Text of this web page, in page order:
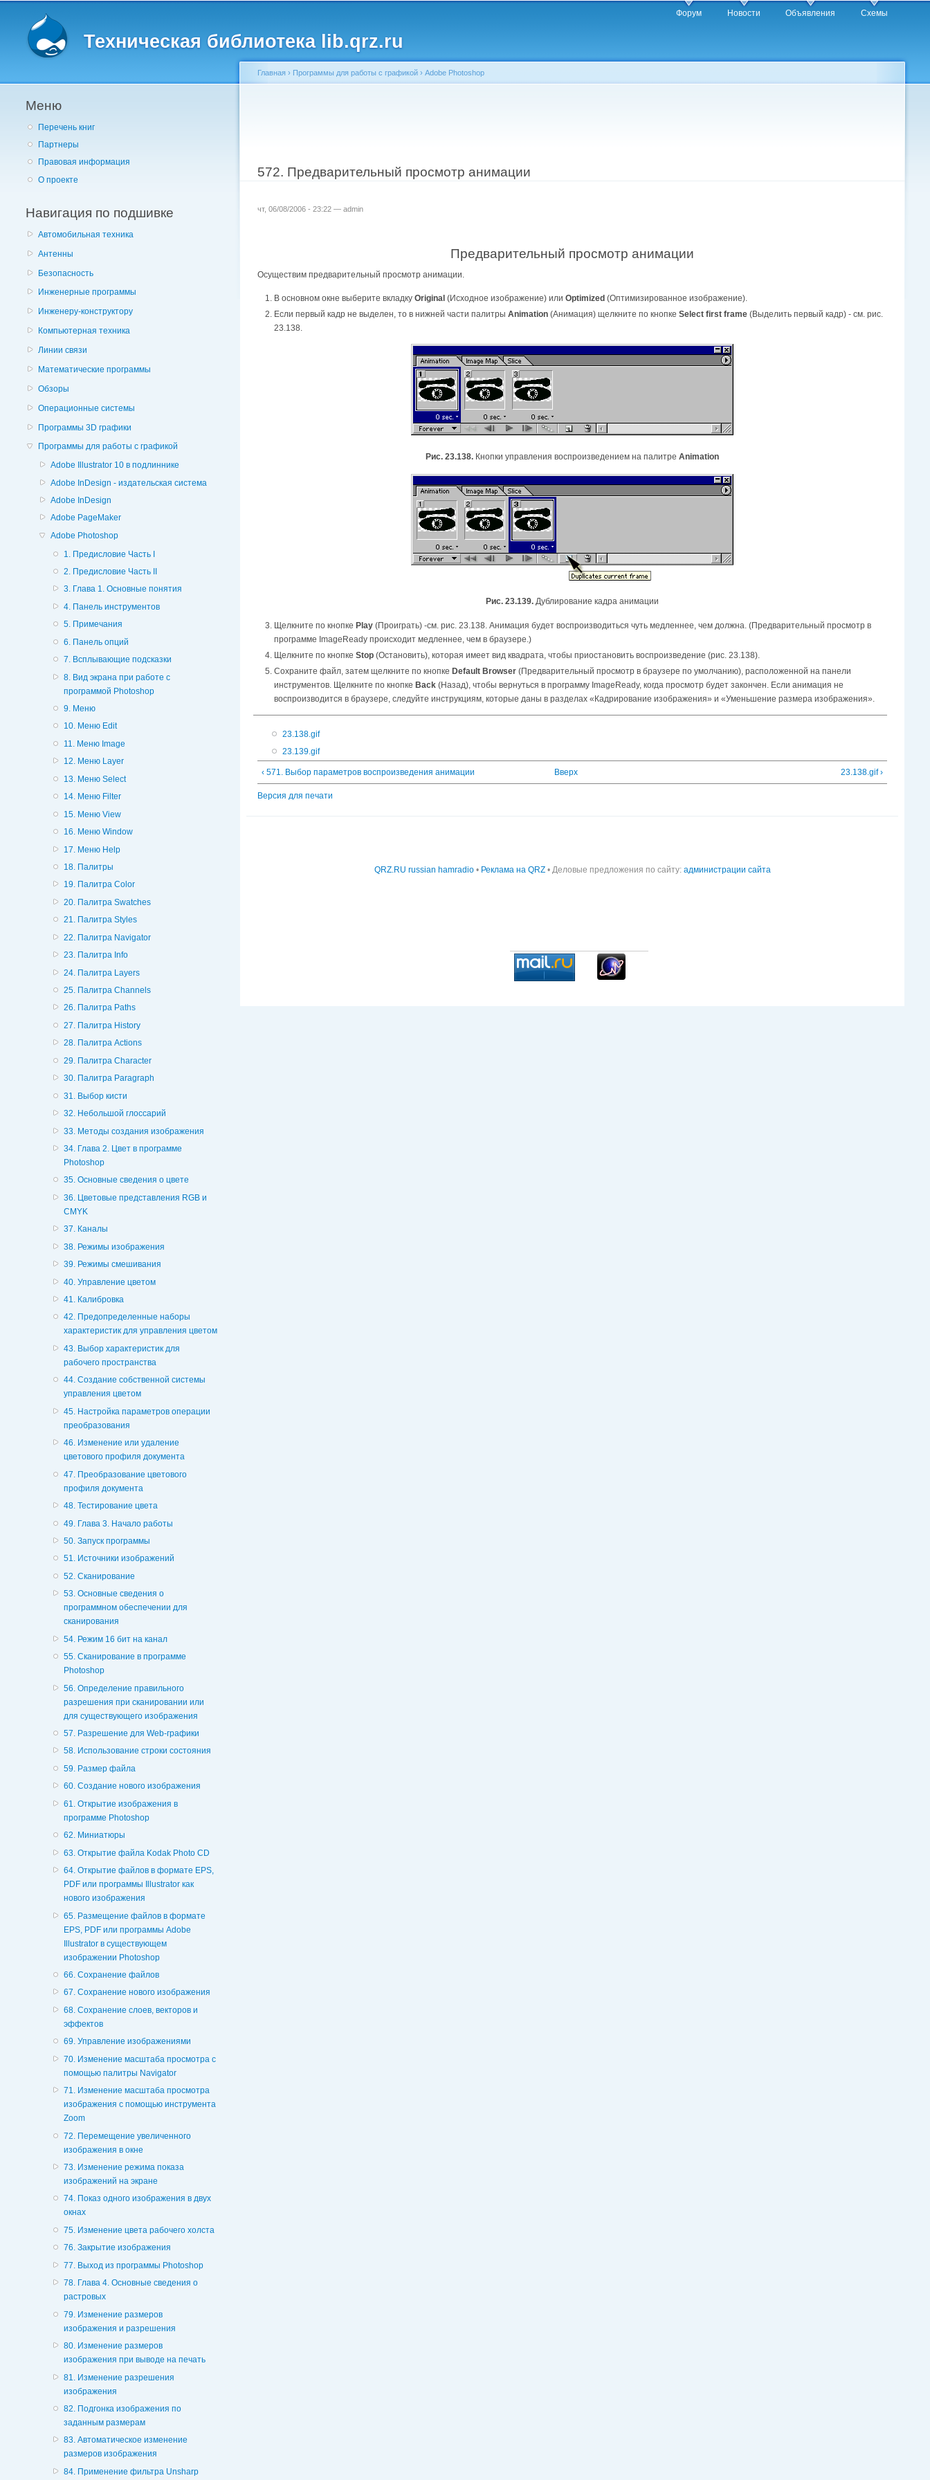
Техническая библиотека lib.qrz.ru
Форум Новости Объявления Схемы
Меню
Перечень книг
Партнеры
Правовая информация
О проекте
Навигация по подшивке
Автомобильная техника
Антенны
Безопасность
Инженерные программы
Инженеру-конструктору
Компьютерная техника
Линии связи
Математические программы
Обзоры
Операционные системы
Программы 3D графики
Программы для работы с графикой
Adobe Illustrator 10 в подлиннике
Adobe InDesign - издательская система
Adobe InDesign
Adobe PageMaker
Adobe Photoshop
1. Предисловие Часть I
2. Предисловие Часть II
3. Глава 1. Основные понятия
4. Панель инструментов
5. Примечания
6. Панель опций
7. Всплывающие подсказки
8. Вид экрана при работе с
программой Photoshop
9. Меню
10. Меню Edit
11. Меню Image
12. Меню Layer
13. Меню Select
14. Меню Filter
15. Меню View
16. Меню Window
17. Меню Help
18. Палитры
19. Палитра Color
20. Палитра Swatches
21. Палитра Styles
22. Палитра Navigator
23. Палитра Info
24. Палитра Layers
25. Палитра Channels
26. Палитра Paths
27. Палитра History
28. Палитра Actions
29. Палитра Character
30. Палитра Paragraph
31. Выбор кисти
32. Небольшой глоссарий
33. Методы создания изображения
34. Глава 2. Цвет в программе
Photoshop
35. Основные сведения о цвете
36. Цветовые представления RGB и
CMYK
37. Каналы
38. Режимы изображения
39. Режимы смешивания
40. Управление цветом
41. Калибровка
42. Предопределенные наборы
характеристик для управления цветом
43. Выбор характеристик для
рабочего пространства
44. Создание собственной системы
управления цветом
45. Настройка параметров операции
преобразования
46. Изменение или удаление
цветового профиля документа
47. Преобразование цветового
профиля документа
48. Тестирование цвета
49. Глава 3. Начало работы
50. Запуск программы
51. Источники изображений
52. Сканирование
53. Основные сведения о
программном обеспечении для
сканирования
54. Режим 16 бит на канал
55. Сканирование в программе
Photoshop
56. Определение правильного
разрешения при сканировании или
для существующего изображения
57. Разрешение для Web-графики
58. Использование строки состояния
59. Размер файла
60. Создание нового изображения
61. Открытие изображения в
программе Photoshop
62. Миниатюры
63. Открытие файла Kodak Photo CD
64. Открытие файлов в формате EPS,
PDF или программы Illustrator как
нового изображения
65. Размещение файлов в формате
EPS, PDF или программы Adobe
Illustrator в существующем
изображении Photoshop
66. Сохранение файлов
67. Сохранение нового изображения
68. Сохранение слоев, векторов и
эффектов
69. Управление изображениями
70. Изменение масштаба просмотра с
помощью палитры Navigator
71. Изменение масштаба просмотра
изображения с помощью инструмента
Zoom
72. Перемещение увеличенного
изображения в окне
73. Изменение режима показа
изображений на экране
74. Показ одного изображения в двух
окнах
75. Изменение цвета рабочего холста
76. Закрытие изображения
77. Выход из программы Photoshop
78. Глава 4. Основные сведения о
растровых
79. Изменение размеров
изображения и разрешения
80. Изменение размеров
изображения при выводе на печать
81. Изменение разрешения
изображения
82. Подгонка изображения по
заданным размерам
83. Автоматическое изменение
размеров изображения
84. Применение фильтра Unsharp
Главная › Программы для работы с графикой › Adobe Photoshop
572. Предварительный просмотр анимации
чт, 06/08/2006 - 23:22 — admin
Предварительный просмотр анимации
Осуществим предварительный просмотр анимации.
В основном окне выберите вкладкуOriginal(Исходное изображение) илиOptimized(Оптимизированное изображение).
Если первый кадр не выделен, то в нижней части палитрыAnimation(Анимация) щелкните по кнопкеSelect first frame(Выделить первый кадр) - см. рис.
23.138.
Рис. 23.138. Кнопки управления воспроизведением на палитре Animation
Рис. 23.139. Дублирование кадра анимации
Щелкните по кнопкеPlay(Проиграть) -см. рис. 23.138. Анимация будет воспроизводиться чуть медленнее, чем должна. (Предварительный просмотр в
программе ImageReady происходит медленнее, чем в браузере.)
Щелкните по кнопкеStop(Остановить), которая имеет вид квадрата, чтобы приостановить воспроизведение (рис. 23.138).
Сохраните файл, затем щелкните по кнопкеDefault Browser(Предварительный просмотр в браузере по умолчанию), расположенной на панели
инструментов. Щелкните по кнопкеBack(Назад), чтобы вернуться в программу ImageReady, когда просмотр будет закончен. Если анимация не
воспроизводится в браузере, следуйте инструкциям, которые даны в разделах «Кадрирование изображения» и «Уменьшение размера изображения».
23.138.gif
23.139.gif
‹ 571. Выбор параметров воспроизведения анимации Вверх 23.138.gif ›
Версия для печати
QRZ.RU russian hamradio• Реклама на QRZ• Деловые предложения по сайту: администрации сайта